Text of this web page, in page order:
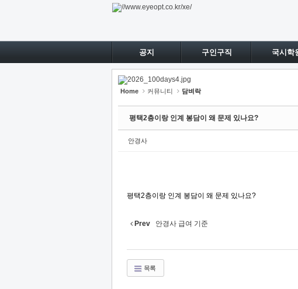
공지 구인구직 국시학
Home 커뮤니티 담벼락
평택2층이랑 인계 봉담이 왜 문제 있나요?
안경사
평택2층이랑 인계 봉담이 왜 문제 있나요?
Prev 안경사 급여 기준
목록